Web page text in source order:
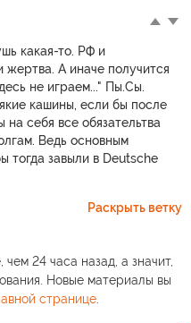
какая-то. РФ и
жертва. А иначе получится
не играем..." Пы.Сы.
кашины, если бы после
себя все обязательтва
Ведь основным
тогда завыли в Deutsche
Раскрыть ветку
24 часа назад, а значит,
Новые материалы вы
странице.